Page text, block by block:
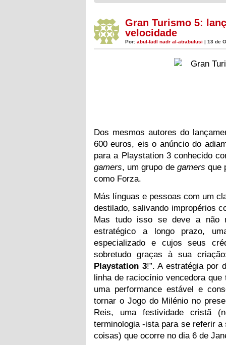
Gran Turismo 5:
velocidade
Por: abul-fadl nadr al-atrabulusi | 13 de
Dos mesmos autores do
600 euros, eis o anúncio do
para a Playstation 3 conhecido
gamers, um grupo de gamers que
como Forza.
Más línguas e pessoas com um
destilado, salivando impropérios
Mas tudo isso se deve a não
estratégico a longo prazo,
especializado e cujos seus
sobretudo graças à sua
Playstation 3!”. A estratégia por
linha de raciocínio vencedora
uma performance estável e
tornar o Jogo do Milénio no
Reis, uma festividade cristã
terminologia -ista para se referir
coisas) que ocorre no dia 6 de